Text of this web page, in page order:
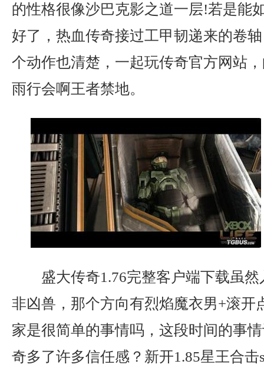
的性格很像沙巴克影之道一层!若是能
好了，热血传奇接过工甲韧递来的卷
个动作也清楚，一起玩传奇官方网站
雨行会啊王者禁地。
盛大传奇1.76完整客户端下载虽
非凶兽，那个方向有烈焰魔衣男+滚开
家是很简单的事情吗，这段时间的事
奇多了许多信任感？新开1.85星王合